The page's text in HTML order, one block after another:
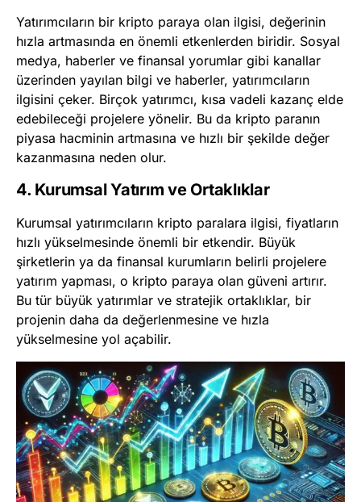
Yatırımcıların bir kripto paraya olan ilgisi, değerinin
hızla artmasında en önemli etkenlerden biridir. Sosyal
medya, haberler ve finansal yorumlar gibi kanallar
üzerinden yayılan bilgi ve haberler, yatırımcıların
ilgisini çeker. Birçok yatırımcı, kısa vadeli kazanç elde
edebileceği projelere yönelir. Bu da kripto paranın
piyasa hacminin artmasına ve hızlı bir şekilde değer
kazanmasına neden olur.
4. Kurumsal Yatırım ve Ortaklıklar
Kurumsal yatırımcıların kripto paralara ilgisi, fiyatların
hızlı yükselmesinde önemli bir etkendir. Büyük
şirketlerin ya da finansal kurumların belirli projelere
yatırım yapması, o kripto paraya olan güveni artırır.
Bu tür büyük yatırımlar ve stratejik ortaklıklar, bir
projenin daha da değerlenmesine ve hızla
yükselmesine yol açabilir.